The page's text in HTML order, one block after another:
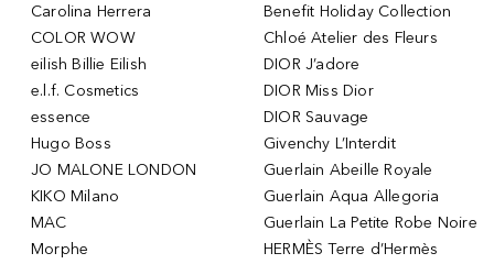
Carolina Herrera
COLOR WOW
eilish Billie Eilish
e.l.f. Cosmetics
essence
Hugo Boss
JO MALONE LONDON
KIKO Milano
MAC
Morphe
Benefit Holiday Collection
Chloé Atelier des Fleurs
DIOR J’adore
DIOR Miss Dior
DIOR Sauvage
Givenchy L’Interdit
Guerlain Abeille Royale
Guerlain Aqua Allegoria
Guerlain La Petite Robe Noire
HERMÈS Terre d’Hermès